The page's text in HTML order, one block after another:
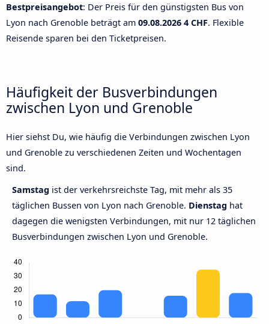
Bestpreisangebot: Der Preis für den günstigsten Bus von
Lyon nach Grenoble beträgt am 09.08.2026 4 CHF. Flexible
Reisende sparen bei den Ticketpreisen.
Häufigkeit der Busverbindungen
zwischen Lyon und Grenoble
Hier siehst Du, wie häufig die Verbindungen zwischen Lyon
und Grenoble zu verschiedenen Zeiten und Wochentagen
sind.
Samstag ist der verkehrsreichste Tag, mit mehr als 35
täglichen Bussen von Lyon nach Grenoble. Dienstag hat
dagegen die wenigsten Verbindungen, mit nur 12 täglichen
Busverbindungen zwischen Lyon und Grenoble.